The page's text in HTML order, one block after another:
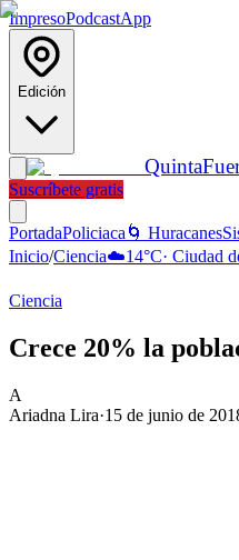
ImpresoPodcastApp
Edición
Quinta
Suscríbete gratis
PortadaPoliciaca 🌀 Huracanes
Inicio/Ciencia☁️14°C· Ciudad
Ciencia
Crece 20% la
A
Ariadna Lira·15 de junio de